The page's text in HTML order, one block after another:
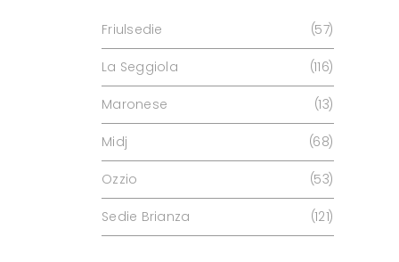
Friulsedie 57
La Seggiola 116
Maronese 13
Midj 68
Ozzio 53
Sedie Brianza 121